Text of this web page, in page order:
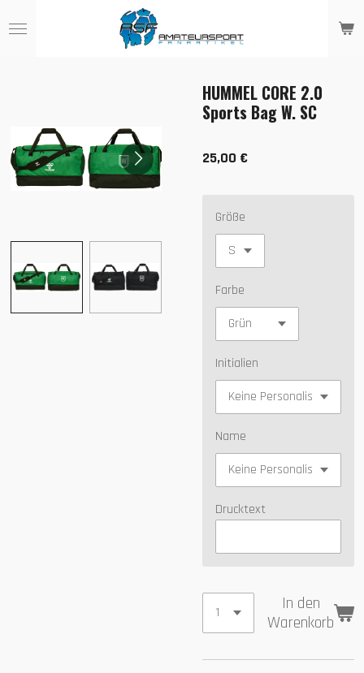
Hauptinhalt
HUMMEL CORE 2.0
Sports Bag W. SC
25,00 €
Größe
Farbe
Initialien
Name
Drucktext
In den
Warenkorb